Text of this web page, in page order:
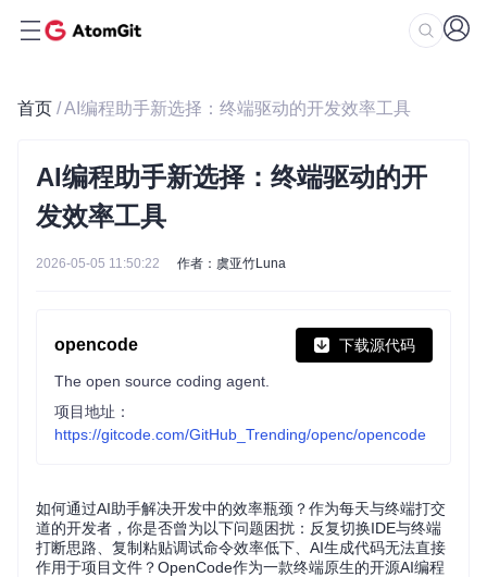
首页 / AI编程助手新选择：终端驱动的开发效率工具
AI编程助手新选择：终端驱动的开
发效率工具
2026-05-05 11:50:22 作者：虞亚竹Luna
opencode 下载源代码
The open source coding agent.
项目地址：
https://gitcode.com/GitHub_Trending/openc/opencode
如何通过AI助手解决开发中的效率瓶颈？作为每天与终端打交
道的开发者，你是否曾为以下问题困扰：反复切换IDE与终端
打断思路、复制粘贴调试命令效率低下、AI生成代码无法直接
作用于项目文件？OpenCode作为一款终端原生的开源AI编程